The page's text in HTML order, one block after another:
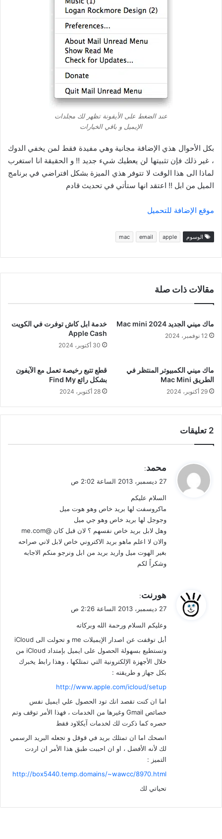
عند الضغط على الأيقونة تظهر لك مجلدات
الإيميل و باقي الخيارات
بكل الأحوال هذي الإضافة مجانية وهي مفيدة فقط لمن يخفي الدوك
، غير ذلك فإن تثبيتها لن يعطيك شيء جديد !! و الحقيقة انا استغرب
لماذا الى هذا الوقت لا تتوفر هذي الميزة بشكل افتراضي في برنامج
الميل من ابل !! اعتقد انها ستأتي في تحديث قادم
موقع الإضافة للتحميل
الوسوم apple
email
mac
مقالات ذات صلة
ماك ميني الجديد Mac mini 2024
12 نوفمبر، 2024
خدمة ابل كاش توفرت في الكويت
Apple Cash
30 أكتوبر، 2024
ماك ميني الكمبيوتر المنتظر في
الطريق Mac Mini
29 أكتوبر، 2024
قطع تتبع رخيصة تعمل مع الآيفون
بشكل رائع Find My
28 أكتوبر، 2024
‫2 تعليقات
ل
محمد:
27 ديسمبر، 2013 الساعة 2:02 ص
السلام عليكم
ماكروسفت لها بريد خاص وهو هوت ميل
وجوجل لها بريد خاص وهو جي ميل
وهل لابل بريد خاص نفسهم ؟ لان قبل كان @me.com
والان لا اعلم ماهو بريد الاكتروني خاص لابل لاني صراحه
بغير الهوت ميل واريد بريد من ابل ونرجو منكم الاجابه
وشكراً لكم
ل
هورنت:
27 ديسمبر، 2013 الساعة 2:26 ص
وعليكم السلام ورحمة الله وبركاته
أبل توقفت عن اصدار الإيميلات me و تحولت الى iCloud
وتستطيع بسهولة الحصول على ايميل بإمتداد iCloud من
خلال الأجهزة الإلكترونية التي تمتلكها ، وهذا رابط يخبرك
بكل جهاز و طريقته :
http://www.apple.com/icloud/setup
اما ان كنت تقصد انك تود الحصول علي ايميل نفس
خصائص Gmail وغيرها من الخدمات ، فهذا الأمر توقف وتم
حصره كما ذكرت لك لخدمات آيكلاود فقط
انصحك اما ان تمتلك بريد في قوقل و تجعله البريد الرسمي
لك لأنه الأفضل ، او ان احببت طبق هذا الأمر ان اردت
التميز :
http://box5440.temp.domains/~wawcc/8970.html
تحياتي لك